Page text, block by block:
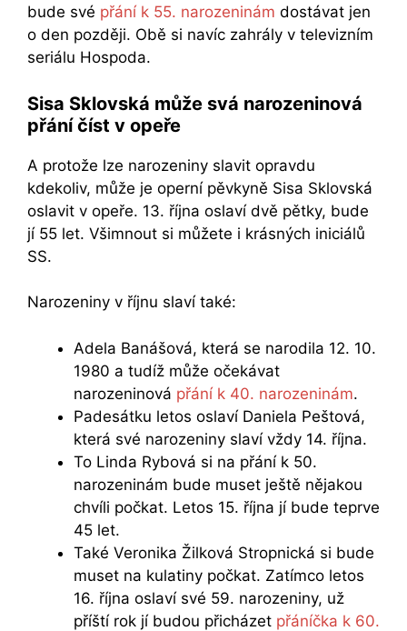
bude své přání k 55. narozeninám dostávat jen
o den později. Obě si navíc zahrály v televizním
seriálu Hospoda.
Sisa Sklovská může svá narozeninová
přání číst v opeře
A protože lze narozeniny slavit opravdu
kdekoliv, může je operní pěvkyně Sisa Sklovská
oslavit v opeře. 13. října oslaví dvě pětky, bude
jí 55 let. Všimnout si můžete i krásných iniciálů
SS.
Narozeniny v říjnu slaví také:
Adela Banášová, která se narodila 12. 10.
1980 a tudíž může očekávat
narozeninová přání k 40. narozeninám.
Padesátku letos oslaví Daniela Peštová,
která své narozeniny slaví vždy 14. října.
To Linda Rybová si na přání k 50.
narozeninám bude muset ještě nějakou
chvíli počkat. Letos 15. října jí bude teprve
45 let.
Také Veronika Žilková Stropnická si bude
muset na kulatiny počkat. Zatímco letos
16. října oslaví své 59. narozeniny, už
příští rok jí budou přicházet přáníčka k 60.